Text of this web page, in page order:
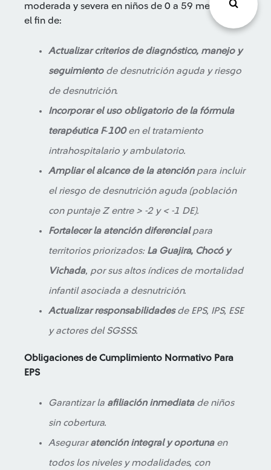
moderada y severa en niños de 0 a 59 meses”, con
el fin de:
Actualizar criterios de diagnóstico, manejo y
seguimientode desnutrición aguda y riesgo
de desnutrición.
Incorporar el uso obligatorio de la fórmula
terapéutica F‑100en el tratamiento
intrahospitalario y ambulatorio.
Ampliar el alcance de la atenciónpara incluir
el riesgo de desnutrición aguda (población
con puntaje Z entre > -2 y < -1 DE).
Fortalecer la atención diferencialpara
territorios priorizados: La Guajira, Chocó y
Vichada, por sus altos índices de mortalidad
infantil asociada a desnutrición.
Actualizar responsabilidadesde EPS, IPS, ESE
y actores del SGSSS.
Obligaciones de Cumplimiento Normativo Para
EPS
Garantizar la afiliación inmediatade niños
sin cobertura.
Aseguraratención integral y oportunaen
todos los niveles y modalidades, con